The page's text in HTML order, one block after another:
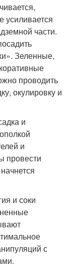
усиливается
части.
Зеленные,
проводить
окулировку и
и
и
провести
и соки
с